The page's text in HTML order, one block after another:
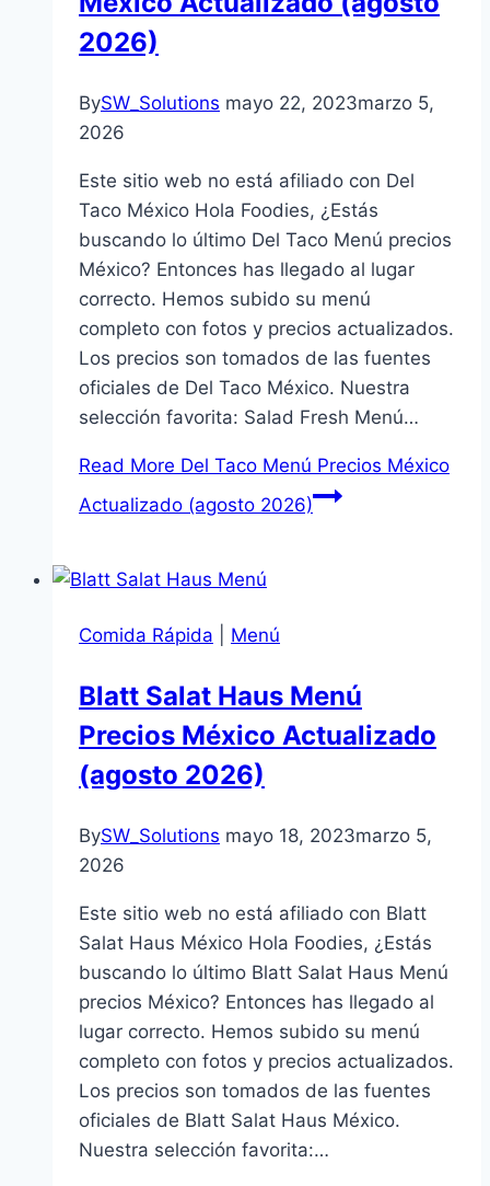
2026)
BySW_Solutions mayo 22, 2023marzo 5,
2026
Este sitio web no está afiliado con Del
Taco México Hola Foodies, ¿Estás
buscando lo último Del Taco Menú precios
México? Entonces has llegado al lugar
correcto. Hemos subido su menú
completo con fotos y precios actualizados.
Los precios son tomados de las fuentes
oficiales de Del Taco México. Nuestra
selección favorita: Salad Fresh Menú…
Read More Del Taco Menú Precios México
Actualizado (agosto 2026)
Comida Rápida Menú
Blatt Salat Haus Menú
Precios México Actualizado
(agosto 2026)
BySW_Solutions mayo 18, 2023marzo 5,
2026
Este sitio web no está afiliado con Blatt
Salat Haus México Hola Foodies, ¿Estás
buscando lo último Blatt Salat Haus Menú
precios México? Entonces has llegado al
lugar correcto. Hemos subido su menú
completo con fotos y precios actualizados.
Los precios son tomados de las fuentes
oficiales de Blatt Salat Haus México.
Nuestra selección favorita:…